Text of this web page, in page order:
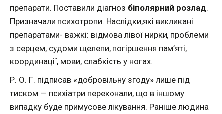
препарати. Поставили діагноз біполярний розлад.
Призначали психотропи. Наслідки,які викликані
препаратами- важкі: відмова лівої нирки, проблеми
з серцем, судоми щелепи, погіршення пам’яті,
координації, мови, слабкість у ногах.
Р. О. Г. підписав «добровільну згоду» лише під
тиском — психіатри переконали, що в іншому
випадку буде примусове лікування. Раніше людина